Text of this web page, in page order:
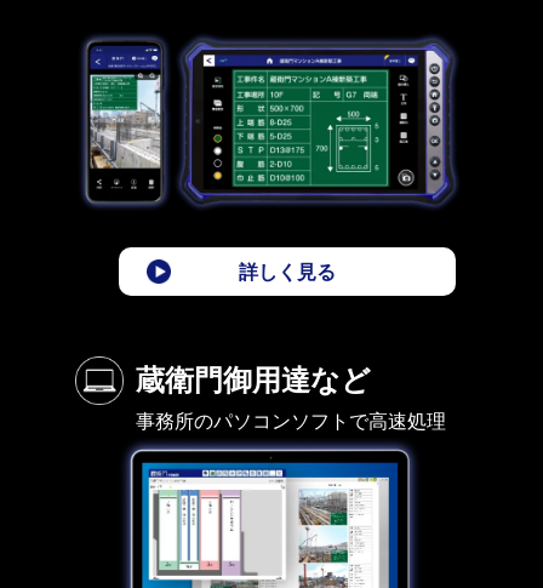
詳しく見る
蔵衛門御用達など
事務所のパソコンソフトで高速処理